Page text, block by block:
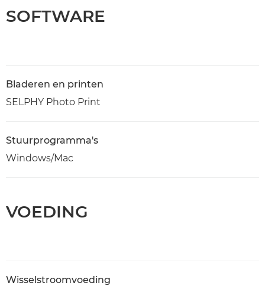
SOFTWARE
Bladeren en printen
SELPHY Photo Print
Stuurprogramma's
Windows/Mac
VOEDING
Wisselstroomvoeding